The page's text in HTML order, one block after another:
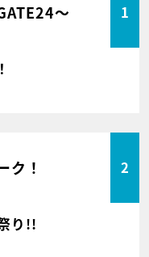
～ 1
ク！ 2
り!!